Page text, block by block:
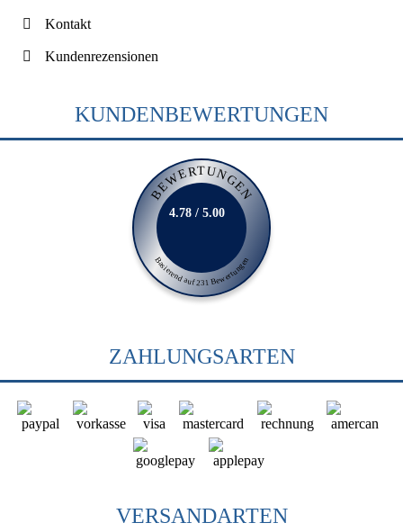
Kontakt
Kundenrezensionen
KUNDENBEWERTUNGEN
BEWERTUNGEN
Basierend auf 231 Bewertungen
4.78 / 5.00
ZAHLUNGSARTEN
VERSANDARTEN